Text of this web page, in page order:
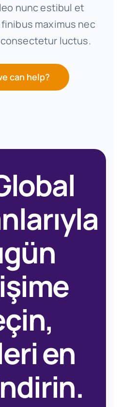
nunc estibul et
maximus nec
luctus.
can help?
en